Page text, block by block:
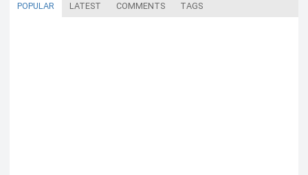
POPULAR LATEST COMMENTS TAGS